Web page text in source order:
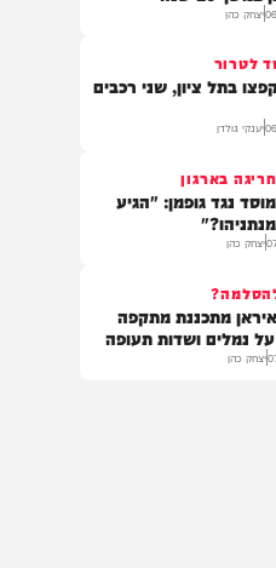
מונית נתפס נוהג
20 שנה
בתל ציון, שני רכבים
יענקי גולדן
בארגון
נגד גופמן: "הגיע
כהן